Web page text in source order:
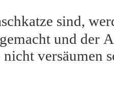
sind,
und der
versäumen